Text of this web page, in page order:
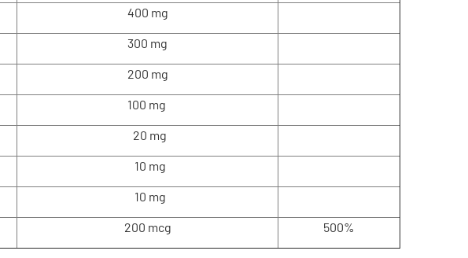
400 mg
300 mg
200 mg
100 mg
20 mg
10 mg
10 mg
200 mcg 500%